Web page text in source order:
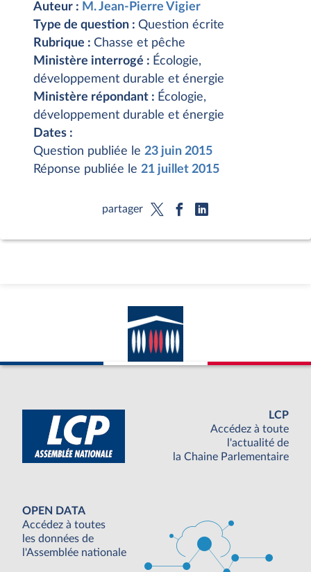
Auteur : M. Jean-Pierre Vigier
Type de question : Question écrite
Rubrique : Chasse et pêche
Ministère interrogé : Écologie,
développement durable et énergie
Ministère répondant : Écologie,
développement durable et énergie
Dates :
Question publiée le 23 juin 2015
Réponse publiée le 21 juillet 2015
partager
LCP
Accédez à toute
l'actualité de
la Chaine Parlementaire
OPEN DATA
Accédez à toutes
les données de
l'Assemblée nationale